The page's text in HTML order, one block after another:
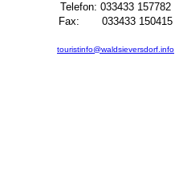
Telefon: 033433 157782
Fax: 033433 150415
touristinfo@waldsieversdorf.info